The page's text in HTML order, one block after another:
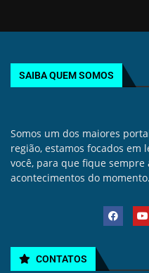
SAIBA QUEM SOMOS
Somos um dos maiores
região, estamos focados em
você, para que fique sempre
acontecimentos do momento.
CONTATOS